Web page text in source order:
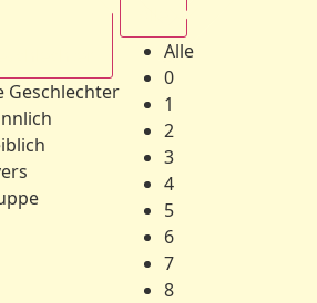
Geschlechter
Alle
0
1
2
3
4
5
6
7
8